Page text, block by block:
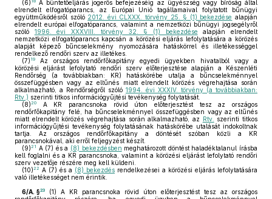
(6)
A büntetőeljárás jogerős befejezéséig az ügyészség vagy bíróság által
elrendelt elfogatóparancs, az Európai Unió tagállamaival folytatott bűnügyi
együttműködésről szóló 2012. évi CLXXX. törvény 25. § (1) bekezdése alapján
elrendelt európai elfogatóparancs, valamint a nemzetközi bűnügyi jogsegélyről
szóló 1996. évi XXXVIII. törvény 32. § (1) bekezdése alapján elrendelt
nemzetközi elfogatóparancs kapcsán a körözési eljárás lefolytatására a körözés
alapját képező bűncselekmény nyomozására hatáskörrel és illetékességgel
rendelkező rendőri szerv az illetékes.
(7) 19
Az országos rendőrfőkapitány egyedi ügyekben hivatalból vagy a
körözési eljárást lefolytató rendőri szerv előterjesztése alapján a Készenléti
Rendőrség (a továbbiakban: KR) hatáskörébe utalja a bűncselekménnyel
összefüggésben vagy az eltűnés miatt elrendelt körözés végrehajtása során
alkalmazható, a Rendőrségről szóló 1994. évi XXXIV. törvény (a továbbiakban:
Rtv.) szerinti titkos információgyűjtési tevékenység folytatását.
(8)20
A KR parancsnoka rövid úton előterjesztést tesz az országos
rendőrfőkapitány felé, ha bűncselekménnyel összefüggésben vagy az eltűnés
miatt elrendelt körözés végrehajtása során alkalmazható, az Rtv.
szerinti titkos
információgyűjtési tevékenység folytatásának hatáskörébe utalását indokoltnak
tartja. Az országos rendőrfőkapitány a döntését szóban közli a KR
parancsnokával, aki erről feljegyzést készít.
(9)21 A (7) és a (8) bekezdésben meghatározott döntést haladéktalanul írásba
kell foglalni és a KR parancsnoka, valamint a körözési eljárást lefolytató rendőri
szerv vezetője részére meg kell küldeni.
(10)22 A (7) és a (8) bekezdés rendelkezései a körözési eljárás lefolytatására
való illetékességet nem érintik.
6/A. §23 (1) A KR parancsnoka rövid úton előterjesztést tesz az országos